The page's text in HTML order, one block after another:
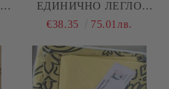
ЕДИНИЧНО ЛЕГЛО
"БЕЖОВИ ЦВЕТЯ"
€38.35 75.01лв.